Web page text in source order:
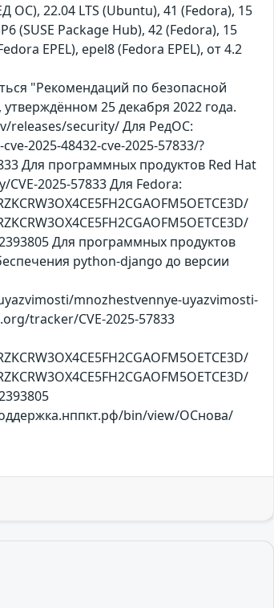
ОС), 22.04 LTS (Ubuntu), 41 (Fedora), 15
(SUSE Package Hub), 42 (Fedora), 15
EPEL), epel8 (Fedora EPEL), от 4.2
"Рекомендаций по безопасной
25 декабря 2022 года.
releases/security/ Для РедОС:
2025-48432-cve-2025-57833/?
Для программных продуктов Red Hat
2025-57833 Для Fedora:
Для программных продуктов
python-django до версии
mnozhestvennye-uyazvimosti-
tracker/CVE-2025-57833
bin/view/ОСнова/